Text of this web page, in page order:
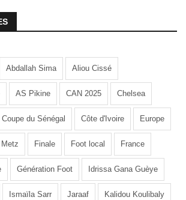
Abdallah Sima Aliou Cissé
AS Pikine CAN 2025 Chelsea
Coupe du Sénégal Côte d'Ivoire Europe
Metz Finale Foot local France
Génération Foot Idrissa Gana Guèye
Ismaïla Sarr Jaraaf Kalidou Koulibaly